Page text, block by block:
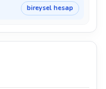
bireysel hesap